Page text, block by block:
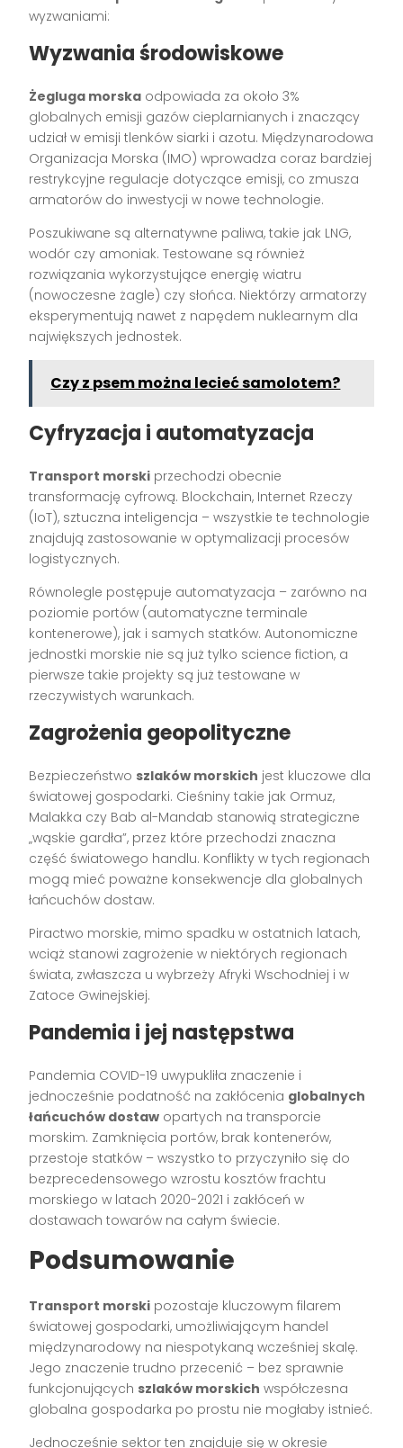
wyzwaniami:
Wyzwania środowiskowe
Żegluga morska odpowiada za około 3%
globalnych emisji gazów cieplarnianych i znaczący
udział w emisji tlenków siarki i azotu. Międzynarodowa
Organizacja Morska (IMO) wprowadza coraz bardziej
restrykcyjne regulacje dotyczące emisji, co zmusza
armatorów do inwestycji w nowe technologie.
Poszukiwane są alternatywne paliwa, takie jak LNG,
wodór czy amoniak. Testowane są również
rozwiązania wykorzystujące energię wiatru
(nowoczesne żagle) czy słońca. Niektórzy armatorzy
eksperymentują nawet z napędem nuklearnym dla
największych jednostek.
Czy z psem można lecieć samolotem?
Cyfryzacja i automatyzacja
Transport morski przechodzi obecnie
transformację cyfrową. Blockchain, Internet Rzeczy
(IoT), sztuczna inteligencja – wszystkie te technologie
znajdują zastosowanie w optymalizacji procesów
logistycznych.
Równolegle postępuje automatyzacja – zarówno na
poziomie portów (automatyczne terminale
kontenerowe), jak i samych statków. Autonomiczne
jednostki morskie nie są już tylko science fiction, a
pierwsze takie projekty są już testowane w
rzeczywistych warunkach.
Zagrożenia geopolityczne
Bezpieczeństwo szlaków morskich jest kluczowe dla
światowej gospodarki. Cieśniny takie jak Ormuz,
Malakka czy Bab al-Mandab stanowią strategiczne
„wąskie gardła”, przez które przechodzi znaczna
część światowego handlu. Konflikty w tych regionach
mogą mieć poważne konsekwencje dla globalnych
łańcuchów dostaw.
Piractwo morskie, mimo spadku w ostatnich latach,
wciąż stanowi zagrożenie w niektórych regionach
świata, zwłaszcza u wybrzeży Afryki Wschodniej i w
Zatoce Gwinejskiej.
Pandemia i jej następstwa
Pandemia COVID-19 uwypukliła znaczenie i
jednocześnie podatność na zakłócenia globalnych
łańcuchów dostaw opartych na transporcie
morskim. Zamknięcia portów, brak kontenerów,
przestoje statków – wszystko to przyczyniło się do
bezprecedensowego wzrostu kosztów frachtu
morskiego w latach 2020-2021 i zakłóceń w
dostawach towarów na całym świecie.
Podsumowanie
Transport morski pozostaje kluczowym filarem
światowej gospodarki, umożliwiającym handel
międzynarodowy na niespotykaną wcześniej skalę.
Jego znaczenie trudno przecenić – bez sprawnie
funkcjonujących szlaków morskich współczesna
globalna gospodarka po prostu nie mogłaby istnieć.
Jednocześnie sektor ten znajduje się w okresie